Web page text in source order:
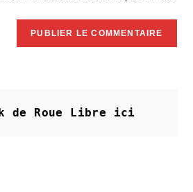
de Roue Libre ici